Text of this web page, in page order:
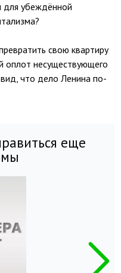
для убеждённой
свою квартиру
оплот несуществующего
вид, что дело Ленина по-
еще